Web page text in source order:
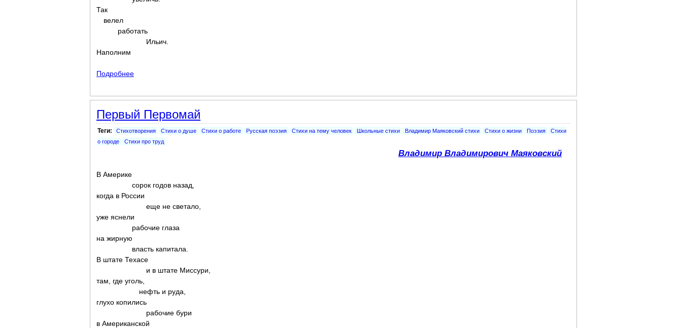
Так
велел
работать
Ильич.
Наполним
Подробнее
Первый Первомай
Теги: Стихотворения Стихи о душе Стихи о работе Русская поэзия Стихи на тему человек Школьные стихи Владимир Маяковский стихи Стихи о жизни Поэзия
Стихи
о городе
Стихи про труд
Владимир Владимирович Маяковский
В Америке
сорок годов назад,
когда в России
еще не светало,
уже яснели
рабочие глаза
на жирную
власть капитала.
В штате Техасе
и в штате Миссури,
там, где уголь,
нефть и руда,
глухо копились
рабочие бури
в Американской